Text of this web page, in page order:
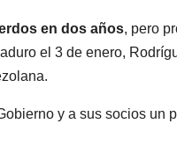
en dos años, pero
el 3 de enero,
y a sus socios un